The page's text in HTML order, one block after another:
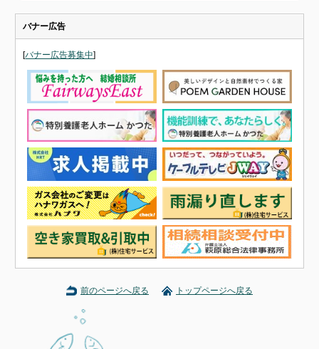
バナー広告
[バナー広告募集中]
前のページへ戻る トップページへ戻る